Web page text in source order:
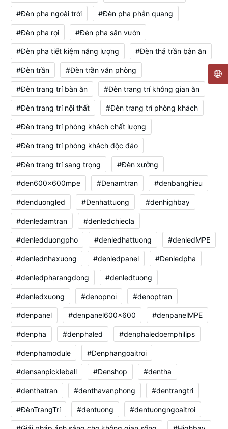
#Đèn pha ngoài trời #Đèn pha phản quang
#Đèn pha rọi #Đèn pha sân vườn
#Đèn pha tiết kiệm năng lượng #Đèn thả trần bàn ăn
#Đèn trần #Đèn trần văn phòng
#Đèn trang trí bàn ăn #Đèn trang trí không gian ăn
#Đèn trang trí nội thất #Đèn trang trí phòng khách
#Đèn trang trí phòng khách chất lượng
#Đèn trang trí phòng khách độc đáo
#Đèn trang trí sang trọng #Đèn xưởng
#den600x600mpe #Denamtran #denbanghieu
#denduongled #Denhattuong #denhighbay
#denledamtran #denledchiecla
#denledduongpho #denledhattuong #denledMPE
#denlednhaxuong #denledpanel #Denledpha
#denledpharangdong #denledtuong
#denledxuong #denopnoi #denoptran
#denpanel #denpanel600x600 #denpanelMPE
#denpha #denphaled #denphaledoemphilips
#denphamodule #Denphangoaitroi
#densanpickleball #Denshop #dentha
#denthatran #denthavanphong #dentrangtri
#ĐènTrangTrí #dentuong #dentuongngoaitroi